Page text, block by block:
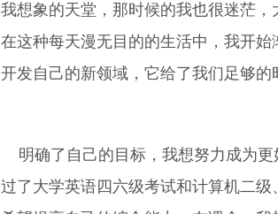
我想象的天堂，那时候的我也很迷茫
在这种每天漫无目的的生活中，我开
开发自己的新领域，它给了我们足够
明确了自己的目标，我想努力成为更
过了大学英语四六级考试和计算机二